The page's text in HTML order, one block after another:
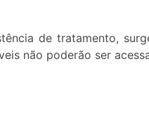
de tratamento,
não poderão ser